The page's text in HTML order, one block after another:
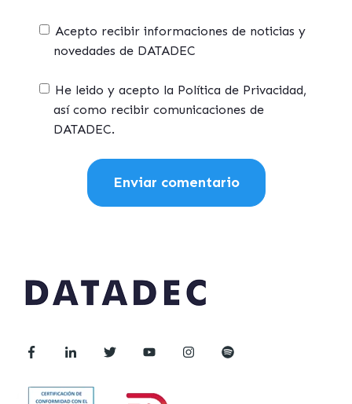
Acepto recibir informaciones de noticias y
novedades de DATADEC
He leido y acepto la Política de Privacidad,
así como recibir comunicaciones de
DATADEC.